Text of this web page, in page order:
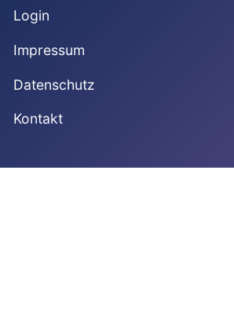
Login
Impressum
Datenschutz
Kontakt